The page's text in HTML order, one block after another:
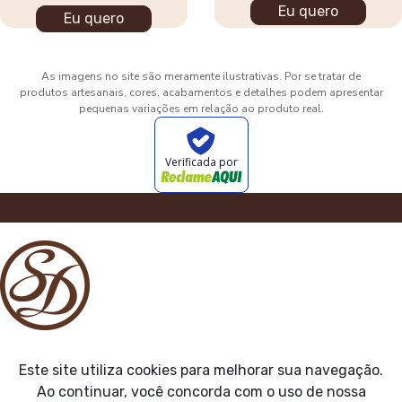
Eu quero Eu quero
As imagens no site são meramente ilustrativas. Por se tratar de
produtos artesanais, cores, acabamentos e detalhes podem apresentar
pequenas variações em relação ao produto real.
Verificada por
Este site utiliza cookies para melhorar sua navegação.
Ao continuar, você concorda com o uso de nossa